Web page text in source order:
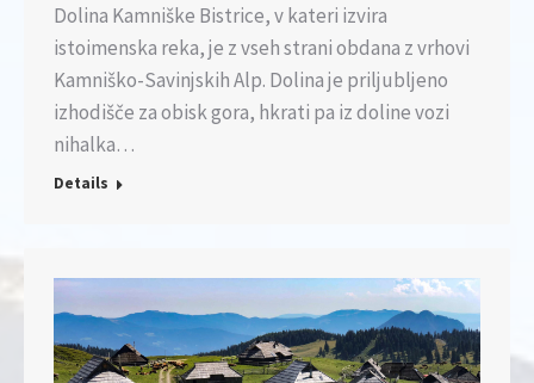
Dolina Kamniške Bistrice, v kateri izvira
istoimenska reka, je z vseh strani obdana z vrhovi
Kamniško-Savinjskih Alp. Dolina je priljubljeno
izhodišče za obisk gora, hkrati pa iz doline vozi
nihalka…
Details